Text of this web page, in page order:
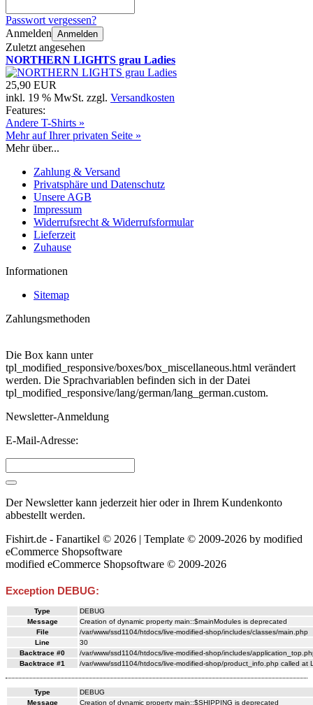
Passwort vergessen?
Anmelden Anmelden
Zuletzt angesehen
NORTHERN LIGHTS grau Ladies
25,90 EUR
inkl. 19 % MwSt. zzgl. Versandkosten
Features:
Andere T-Shirts »
Mehr auf Ihrer privaten Seite »
Mehr über...
Zahlung & Versand
Privatsphäre und Datenschutz
Unsere AGB
Impressum
Widerrufsrecht & Widerrufsformular
Lieferzeit
Zuhause
Informationen
Sitemap
Zahlungsmethoden
Die Box kann unter
tpl_modified_responsive/boxes/box_miscellaneous.html verändert
werden. Die Sprachvariablen befinden sich in der Datei
tpl_modified_responsive/lang/german/lang_german.custom.
Newsletter-Anmeldung
E-Mail-Adresse:
Der Newsletter kann jederzeit hier oder in Ihrem Kundenkonto
abbestellt werden.
Fishirt.de - Fanartikel © 2026 | Template © 2009-2026 by modified
eCommerce Shopsoftware
modified eCommerce Shopsoftware © 2009-2026
Exception DEBUG:
Type
DEBUG
Message
Creation of dynamic property main::$mainModules is deprecated
File
/var/www/ssd1104/htdocs/live-modified-shop/includes/classes/main.php
Line
30
Backtrace #0
/var/www/ssd1104/htdocs/live-modified-shop/includes/
Backtrace #1
/var/www/ssd1104/htdocs/live-modified-shop/product_info.php called at
Type
DEBUG
Message
Creation of dynamic property main::$SHIPPING is deprecated